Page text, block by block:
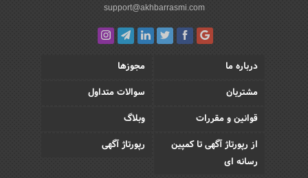
support@akhbarrasmi.com
درباره ما
مجوزها
مشتریان
سوالات متداول
قوانین و مقررات
وبلاگ
از رپورتاژ آگهی تا کمپین
رسانه ای
رپورتاژ آگهی